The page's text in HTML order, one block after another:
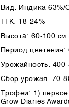
Вид: Индика 63%/
ТГК: 18-24%
Высота: 60-100
Период цветения:
Урожайность:
Сбор урожая: 70-
Трофеи: 1) первое
Grow Diaries